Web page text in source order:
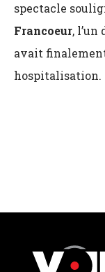
spectacle
Francoeur, l’un
avait
hospitalisation.